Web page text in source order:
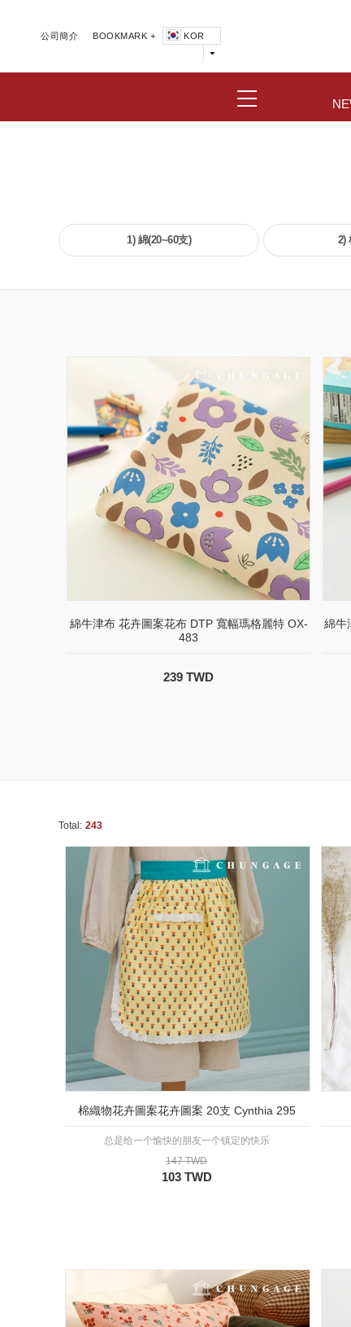
公司簡介 BOOKMARK + KOR
1) 綿(20~60支) 2)
綿牛津布 花卉圖案花布 DTP 寬幅瑪格麗特 OX-
483
239 TWD
綿牛
Total: 243
棉織物花卉圖案花卉圖案 20支 Cynthia 295
总是给一个愉快的朋友一个镇定的快乐
147 TWD
103 TWD